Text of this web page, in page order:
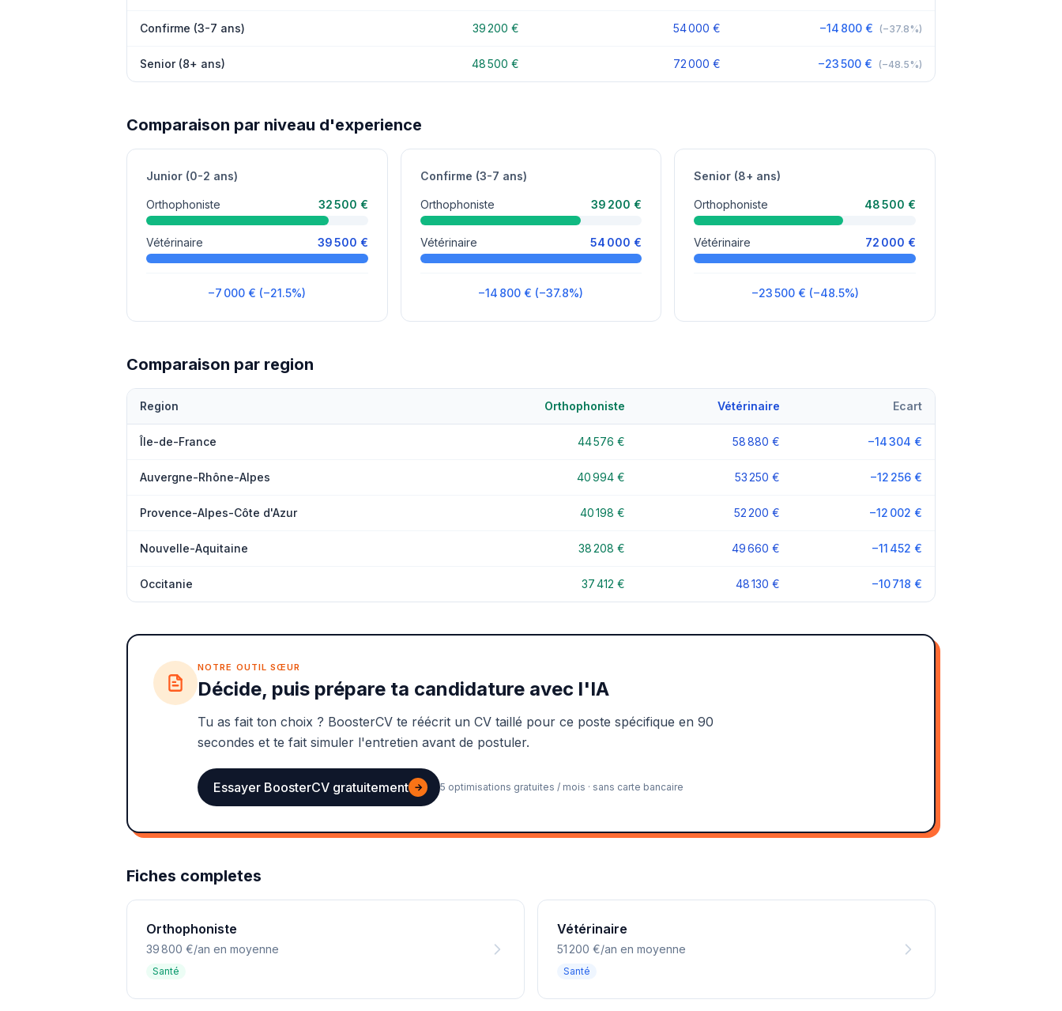
Confirme (3-7 ans) 39 200 € 54 000 € −14 800 € (−37.8%)
Senior (8+ ans) 48 500 € 72 000 € −23 500 € (−48.5%)
Comparaison par niveau d'experience
Junior (0-2 ans)
Orthophoniste 32 500 €
Vétérinaire 39 500 €
−7 000 € (−21.5%)
Confirme (3-7 ans)
Orthophoniste 39 200 €
Vétérinaire 54 000 €
−14 800 € (−37.8%)
Senior (8+ ans)
Orthophoniste 48 500 €
Vétérinaire 72 000 €
−23 500 € (−48.5%)
Comparaison par region
Region Orthophoniste Vétérinaire Ecart
Île-de-France 44 576 € 58 880 € −14 304 €
Auvergne-Rhône-Alpes 40 994 € 53 250 € −12 256 €
Provence-Alpes-Côte d'Azur 40 198 € 52 200 € −12 002 €
Nouvelle-Aquitaine 38 208 € 49 660 € −11 452 €
Occitanie 37 412 € 48 130 € −10 718 €
NOTRE OUTIL SŒUR
Décide, puis prépare ta candidature avec l'IA
Tu as fait ton choix ? BoosterCV te réécrit un CV taillé pour ce poste spécifique en 90
secondes et te fait simuler l'entretien avant de postuler.
Essayer BoosterCV gratuitement → 5 optimisations gratuites / mois · sans carte bancaire
Fiches completes
Orthophoniste
39 800 €/an en moyenne
Santé
Vétérinaire
51 200 €/an en moyenne
Santé